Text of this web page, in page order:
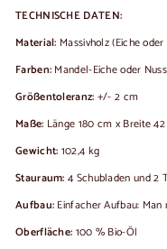
TECHNISCHE DATEN:
Material: Massivholz (Eiche
Farben: Mandel-Eiche oder
Größentoleranz: +/- 2 cm
Maße: Länge 180 cm x Breite
Gewicht: 102,4 kg
Stauraum: 4 Schubladen und 2
Aufbau: Einfacher Aufbau:
Oberfläche: 100 % Bio-Öl